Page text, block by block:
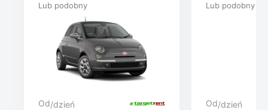
Lub podobny
Od/dzień
Lub podobny
Od/dzień